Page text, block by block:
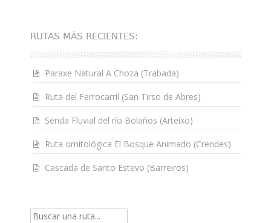
RUTAS MÁS RECIENTES:
Paraxe Natural A Choza (Trabada)
Ruta del Ferrocarril (San Tirso de Abres)
Senda Fluvial del río Bolaños (Arteixo)
Ruta ornitológica El Bosque Animado (Crendes)
Cascada de Santo Estevo (Barreiros)